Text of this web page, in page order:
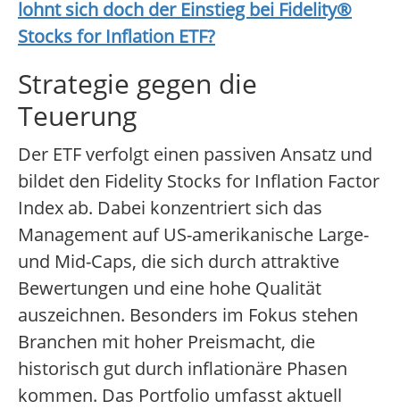
lohnt sich doch der Einstieg bei Fidelity®
Stocks for Inflation ETF?
Strategie gegen die
Teuerung
Der ETF verfolgt einen passiven Ansatz und
bildet den Fidelity Stocks for Inflation Factor
Index ab. Dabei konzentriert sich das
Management auf US-amerikanische Large-
und Mid-Caps, die sich durch attraktive
Bewertungen und eine hohe Qualität
auszeichnen. Besonders im Fokus stehen
Branchen mit hoher Preismacht, die
historisch gut durch inflationäre Phasen
kommen. Das Portfolio umfasst aktuell